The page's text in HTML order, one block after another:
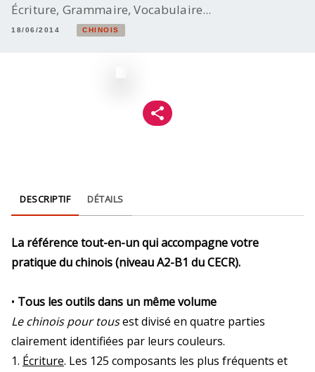
Écriture, Grammaire, Vocabulaire...
18/06/2014 CHINOIS
DESCRIPTIF DÉTAILS
La référence tout-en-un qui accompagne votre
pratique du chinois (niveau A2-B1 du CECR).
• Tous les outils dans un même volume
Le chinois pour tousest divisé en quatre parties
clairement identifiées par leurs couleurs.
1. Écriture. Les 125 composants les plus fréquents et